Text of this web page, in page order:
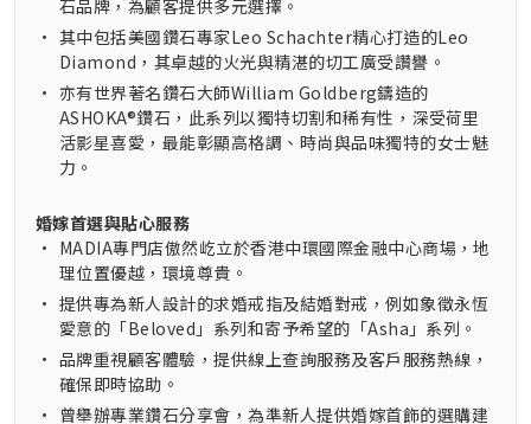
石品牌，為顧客提供多元選擇。
• 其中包括美國鑽石專家Leo Schachter精心打造的Leo
Diamond，其卓越的火光與精湛的切工廣受讚譽。
• 亦有世界著名鑽石大師William Goldberg鑄造的
ASHOKA®鑽石，此系列以獨特切割和稀有性，深受荷里
活影星喜愛，最能彰顯高格調、時尚與品味獨特的女士魅
力。
婚嫁首選與貼心服務
• MADIA專門店傲然屹立於香港中環國際金融中心商場，地
理位置優越，環境尊貴。
• 提供專為新人設計的求婚戒指及結婚對戒，例如象徵永恆
愛意的「Beloved」系列和寄予希望的「Asha」系列。
• 品牌重視顧客體驗，提供線上查詢服務及客戶服務熱線，
確保即時協助。
•
曾舉辦專業鑽石分享會，為準新人提供婚嫁首飾的選購建